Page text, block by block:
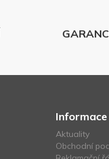
Informace
Aktuality
Obchodní